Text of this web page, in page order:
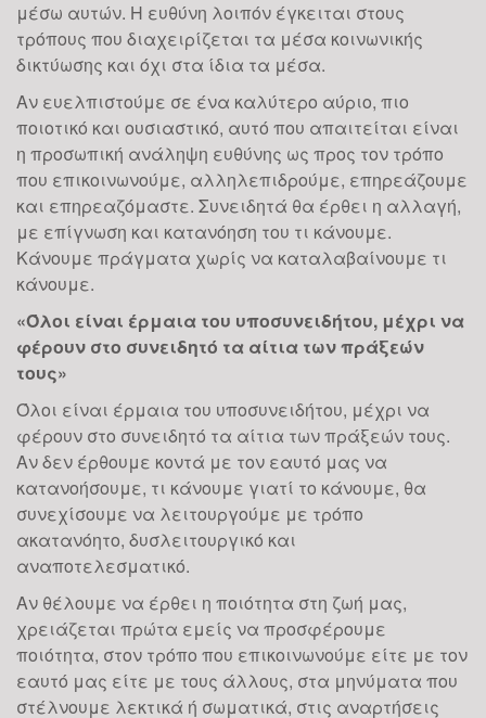
μέσω αυτών. Η ευθύνη λοιπόν έγκειται στους
τρόπους που διαχειρίζεται τα μέσα κοινωνικής
δικτύωσης και όχι στα ίδια τα μέσα.
Αν ευελπιστούμε σε ένα καλύτερο αύριο, πιο
ποιοτικό και ουσιαστικό, αυτό που απαιτείται είναι
η προσωπική ανάληψη ευθύνης ως προς τον τρόπο
που επικοινωνούμε, αλληλεπιδρούμε, επηρεάζουμε
και επηρεαζόμαστε. Συνειδητά θα έρθει η αλλαγή,
με επίγνωση και κατανόηση του τι κάνουμε.
Κάνουμε πράγματα χωρίς να καταλαβαίνουμε τι
κάνουμε.
«Όλοι είναι έρμαια του υποσυνειδήτου, μέχρι να
φέρουν στο συνειδητό τα αίτια των πράξεών
τους»
Όλοι είναι έρμαια του υποσυνειδήτου, μέχρι να
φέρουν στο συνειδητό τα αίτια των πράξεών τους.
Αν δεν έρθουμε κοντά με τον εαυτό μας να
κατανοήσουμε, τι κάνουμε γιατί το κάνουμε, θα
συνεχίσουμε να λειτουργούμε με τρόπο
ακατανόητο, δυσλειτουργικό και
αναποτελεσματικό.
Αν θέλουμε να έρθει η ποιότητα στη ζωή μας,
χρειάζεται πρώτα εμείς να προσφέρουμε
ποιότητα, στον τρόπο που επικοινωνούμε είτε με τον
εαυτό μας είτε με τους άλλους, στα μηνύματα που
στέλνουμε λεκτικά ή σωματικά, στις αναρτήσεις
28
ΙΑΝ
Yoga: ένα trend που
γίνεται must
Εάν κάποιος προσεγγίζει τη γιόγκα απλά
σαν μόδα, που κάποια στιγμή θα φθίνει,
θα πρέπει μάλλον να αναθεωρήσει. Σε
μία εποχή που χαρακτηρίζεται από
ταχύτατους ρυθμούς, άγχος και
φαινόμενα κατάθλιψης,...